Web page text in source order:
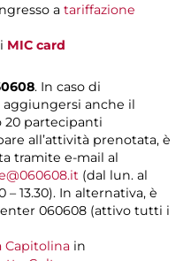
a tariffazione
MIC card
. In caso di
anche il
20 partecipanti
all’attività prenotata, è
tramite e-mail al
(dal lun. al
– 13.30). In alternativa, è
060608 (attivo tutti i
Capitolina in